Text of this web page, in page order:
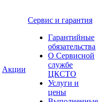
Акции
Сервис и гарантия
Гарантийные
обязательства
О Сервисной
службе
ЦКСТО
Услуги и
цены